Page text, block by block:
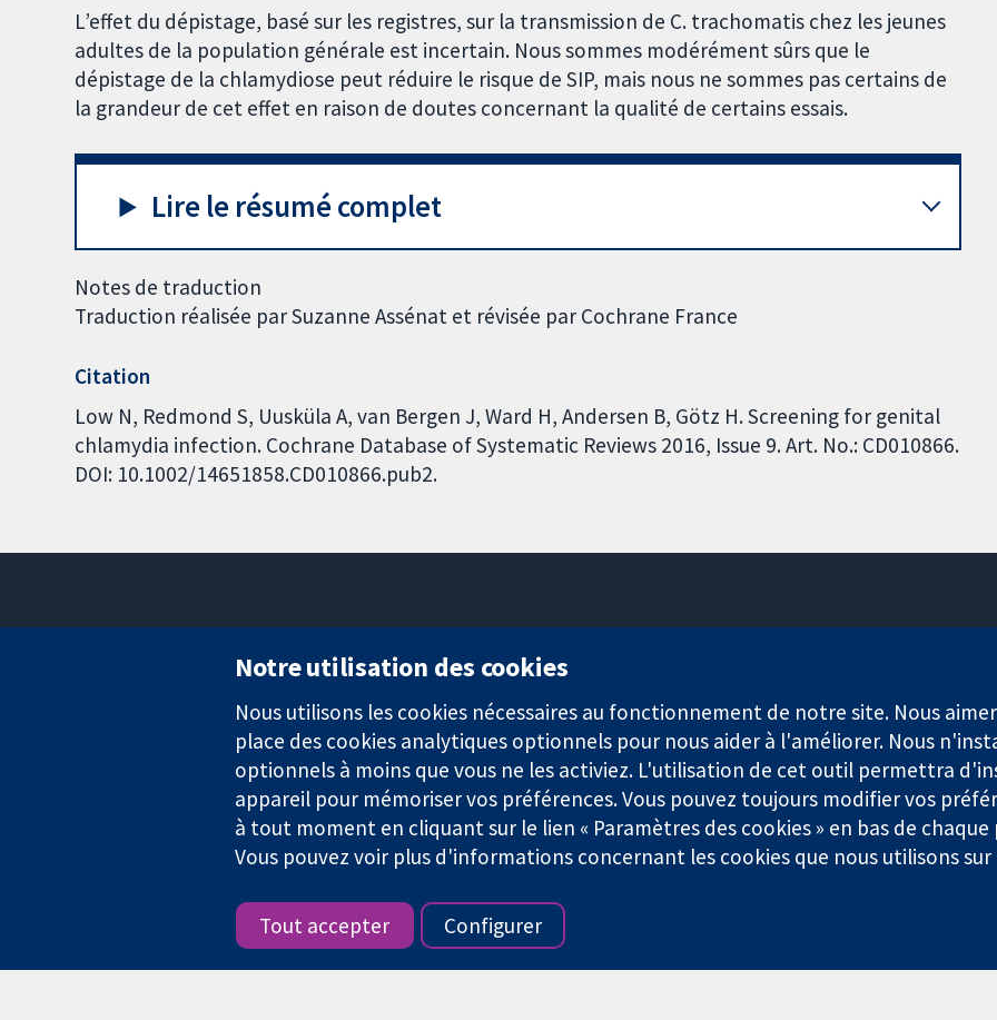
L’effet du dépistage, basé sur les registres, sur la transmission de C. trachomatis chez les jeunes
adultes de la population générale est incertain. Nous sommes modérément sûrs que le
dépistage de la chlamydiose peut réduire le risque de SIP, mais nous ne sommes pas certains de
la grandeur de cet effet en raison de doutes concernant la qualité de certains essais.
Lire le résumé complet
Notes de traduction
Traduction réalisée par Suzanne Assénat et révisée par Cochrane France
Citation
Low N, Redmond S, Uusküla A, van Bergen J, Ward H, Andersen B, Götz H. Screening for genital
chlamydia infection. Cochrane Database of Systematic Reviews 2016, Issue 9. Art. No.: CD010866.
DOI: 10.1002/14651858.CD010866.pub2.
Londres
W1G0AN
Royaume-Uni
La Collaboration Cochrane est une association caritative (n° 1045921) et une société à responsabilité limitée par garantie (n°
Copyright © 2026 The Cochrane Collaboration Conditions Générales
Notre utilisation des cookies
Nous utilisons les cookies nécessaires au fonctionnement de notre site. Nous
place des cookies analytiques optionnels pour nous aider à l'améliorer. Nous
optionnels à moins que vous ne les activiez. L'utilisation de cet outil permettra
appareil pour mémoriser vos préférences. Vous pouvez toujours modifier vos
à tout moment en cliquant sur le lien « Paramètres des cookies » en bas de chaque
Vous pouvez voir plus d'informations concernant les cookies que nous utilisons
Tout accepter Configurer